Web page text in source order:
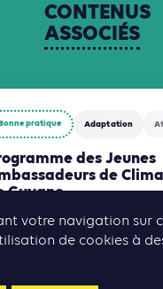
CONTENUS
ASSOCIÉS
pratique Adaptation
des Jeunes
de
Guyane
du Climat vise à
et relier les jeunes
écologique.
votre navigation sur
de cookies à